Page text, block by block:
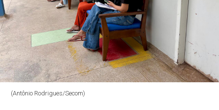
(Antônio Rodrigues/Secom)